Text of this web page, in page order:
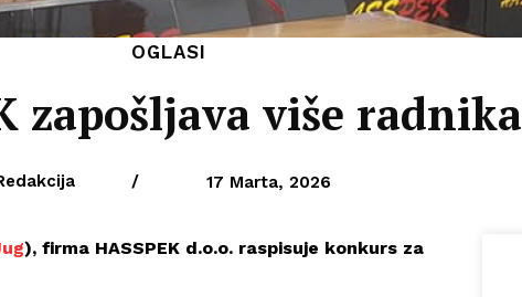
OGLASI
zapošljava više radnika
/ 17 Marta, 2026
), firma HASSPEK d.o.o. raspisuje konkurs za